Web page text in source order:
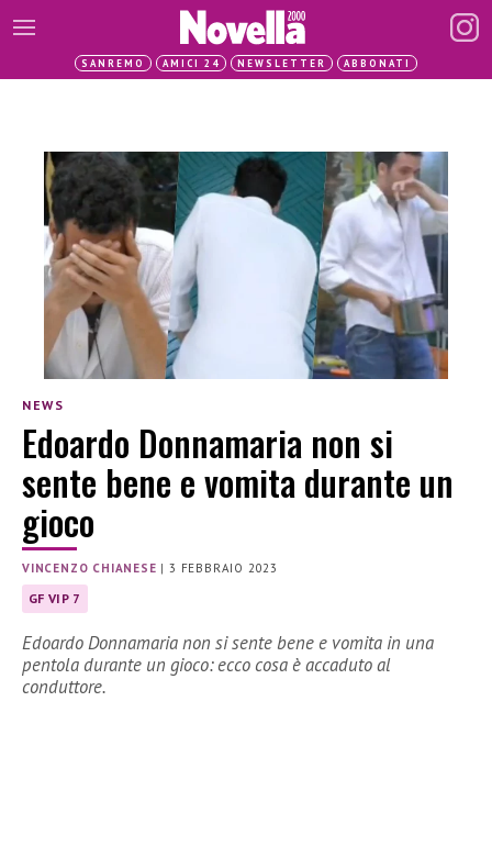
SANREMO AMICI 24 NEWSLETTER ABBONATI
NEWS
Edoardo Donnamaria non si
sente bene e vomita durante un
gioco
VINCENZO CHIANESE |3 FEBBRAIO 2023
GF VIP 7
Edoardo Donnamaria non si sente bene e vomita in una
pentola durante un gioco: ecco cosa è accaduto al
conduttore.